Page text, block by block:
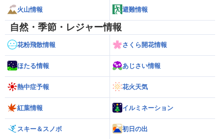
火山情報 避難情報
自然・季節・レジャー情報
花粉飛散情報 さくら開花情報
ほたる情報 あじさい情報
熱中症予報 花火天気
紅葉情報 イルミネーション
スキー＆スノボ 初日の出